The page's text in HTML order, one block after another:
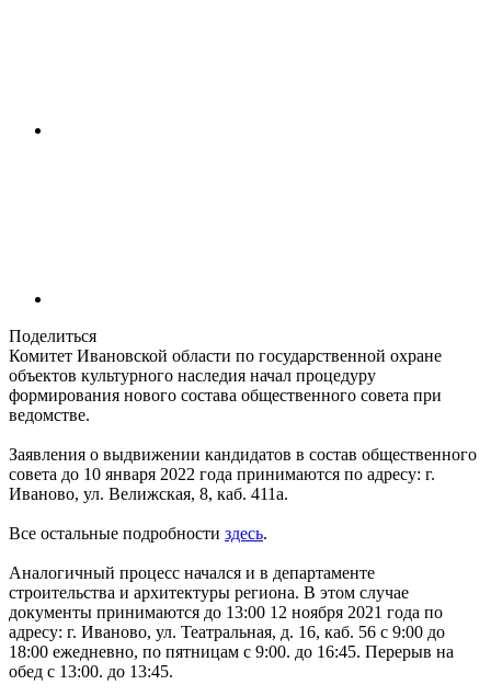
Поделиться
Комитет Ивановской области по государственной охране
объектов культурного наследия начал процедуру
формирования нового состава общественного совета при
ведомстве.
Заявления о выдвижении кандидатов в состав общественного
совета до 10 января 2022 года принимаются по адресу: г.
Иваново, ул. Велижская, 8, каб. 411а.
Все остальные подробности здесь.
Аналогичный процесс начался и в департаменте
строительства и архитектуры региона. В этом случае
документы принимаются до 13:00 12 ноября 2021 года по
адресу: г. Иваново, ул. Театральная, д. 16, каб. 56 с 9:00 до
18:00 ежедневно, по пятницам с 9:00. до 16:45. Перерыв на
обед с 13:00. до 13:45.